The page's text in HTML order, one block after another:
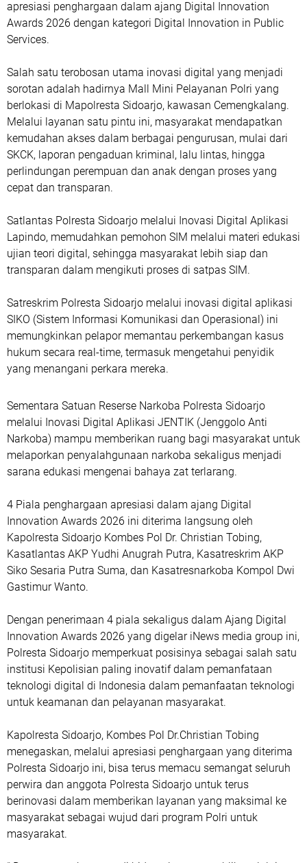
apresiasi penghargaan dalam ajang Digital Innovation
Awards 2026 dengan kategori Digital Innovation in Public
Services.
Salah satu terobosan utama inovasi digital yang menjadi
sorotan adalah hadirnya Mall Mini Pelayanan Polri yang
berlokasi di Mapolresta Sidoarjo, kawasan Cemengkalang.
Melalui layanan satu pintu ini, masyarakat mendapatkan
kemudahan akses dalam berbagai pengurusan, mulai dari
SKCK, laporan pengaduan kriminal, lalu lintas, hingga
perlindungan perempuan dan anak dengan proses yang
cepat dan transparan.
Satlantas Polresta Sidoarjo melalui Inovasi Digital Aplikasi
Lapindo, memudahkan pemohon SIM melalui materi edukasi
ujian teori digital, sehingga masyarakat lebih siap dan
transparan dalam mengikuti proses di satpas SIM.
Satreskrim Polresta Sidoarjo melalui inovasi digital aplikasi
SIKO (Sistem Informasi Komunikasi dan Operasional) ini
memungkinkan pelapor memantau perkembangan kasus
hukum secara real-time, termasuk mengetahui penyidik
yang menangani perkara mereka.
Sementara Satuan Reserse Narkoba Polresta Sidoarjo
melalui Inovasi Digital Aplikasi JENTIK (Jenggolo Anti
Narkoba) mampu memberikan ruang bagi masyarakat untuk
melaporkan penyalahgunaan narkoba sekaligus menjadi
sarana edukasi mengenai bahaya zat terlarang.
4 Piala penghargaan apresiasi dalam ajang Digital
Innovation Awards 2026 ini diterima langsung oleh
Kapolresta Sidoarjo Kombes Pol Dr. Christian Tobing,
Kasatlantas AKP Yudhi Anugrah Putra, Kasatreskrim AKP
Siko Sesaria Putra Suma, dan Kasatresnarkoba Kompol Dwi
Gastimur Wanto.
Dengan penerimaan 4 piala sekaligus dalam Ajang Digital
Innovation Awards 2026 yang digelar iNews media group ini,
Polresta Sidoarjo memperkuat posisinya sebagai salah satu
institusi Kepolisian paling inovatif dalam pemanfataan
teknologi digital di Indonesia dalam pemanfaatan teknologi
untuk keamanan dan pelayanan masyarakat.
Kapolresta Sidoarjo, Kombes Pol Dr.Christian Tobing
menegaskan, melalui apresiasi penghargaan yang diterima
Polresta Sidoarjo ini, bisa terus memacu semangat seluruh
perwira dan anggota Polresta Sidoarjo untuk terus
berinovasi dalam memberikan layanan yang maksimal ke
masyarakat sebagai wujud dari program Polri untuk
masyarakat.